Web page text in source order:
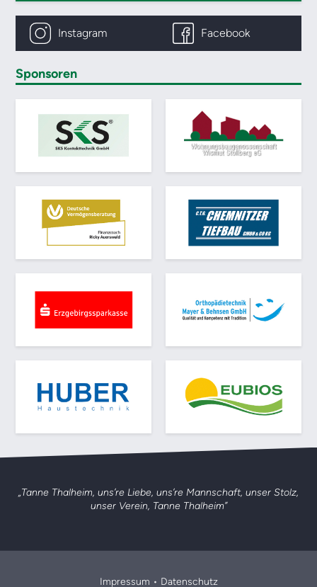
Instagram Facebook
Sponsoren
„Tanne Thalheim, uns’re Liebe, uns’re Mannschaft, unser Stolz,
unser Verein, Tanne Thalheim”
Impressum • Datenschutz